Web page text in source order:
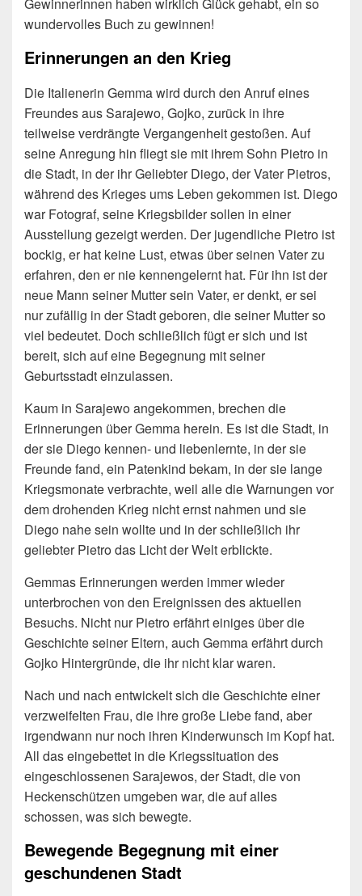
Gewinnerinnen haben wirklich Glück gehabt, ein so
wundervolles Buch zu gewinnen!
Erinnerungen an den Krieg
Die Italienerin Gemma wird durch den Anruf eines
Freundes aus Sarajewo, Gojko, zurück in ihre
teilweise verdrängte Vergangenheit gestoßen. Auf
seine Anregung hin fliegt sie mit ihrem Sohn Pietro in
die Stadt, in der ihr Geliebter Diego, der Vater Pietros,
während des Krieges ums Leben gekommen ist. Diego
war Fotograf, seine Kriegsbilder sollen in einer
Ausstellung gezeigt werden. Der jugendliche Pietro ist
bockig, er hat keine Lust, etwas über seinen Vater zu
erfahren, den er nie kennengelernt hat. Für ihn ist der
neue Mann seiner Mutter sein Vater, er denkt, er sei
nur zufällig in der Stadt geboren, die seiner Mutter so
viel bedeutet. Doch schließlich fügt er sich und ist
bereit, sich auf eine Begegnung mit seiner
Geburtsstadt einzulassen.
Kaum in Sarajewo angekommen, brechen die
Erinnerungen über Gemma herein. Es ist die Stadt, in
der sie Diego kennen- und liebenlernte, in der sie
Freunde fand, ein Patenkind bekam, in der sie lange
Kriegsmonate verbrachte, weil alle die Warnungen vor
dem drohenden Krieg nicht ernst nahmen und sie
Diego nahe sein wollte und in der schließlich ihr
geliebter Pietro das Licht der Welt erblickte.
Gemmas Erinnerungen werden immer wieder
unterbrochen von den Ereignissen des aktuellen
Besuchs. Nicht nur Pietro erfährt einiges über die
Geschichte seiner Eltern, auch Gemma erfährt durch
Gojko Hintergründe, die ihr nicht klar waren.
Nach und nach entwickelt sich die Geschichte einer
verzweifelten Frau, die ihre große Liebe fand, aber
irgendwann nur noch ihren Kinderwunsch im Kopf hat.
All das eingebettet in die Kriegssituation des
eingeschlossenen Sarajewos, der Stadt, die von
Heckenschützen umgeben war, die auf alles
schossen, was sich bewegte.
Bewegende Begegnung mit einer
geschundenen Stadt